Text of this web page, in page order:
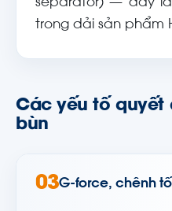
separator) — đây
trong dải sản phẩm
Các yếu tố quyết
bùn
03G-force, chênh